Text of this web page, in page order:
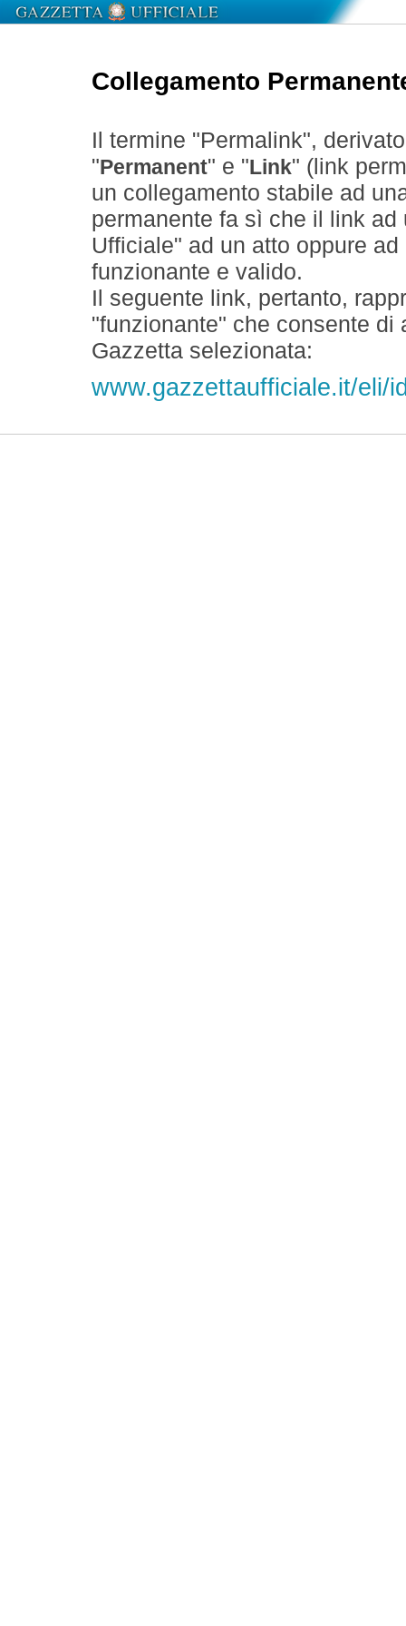
Collegamento
Il termine "Permalink",
" Permanent" e " Link" (link
un collegamento stabile ad
permanente fa sì che il link
Ufficiale" ad un atto oppure
funzionante e valido.
Il seguente link, pertanto,
"funzionante" che consente
Gazzetta selezionata:
www.gazzettaufficiale.it/eli/